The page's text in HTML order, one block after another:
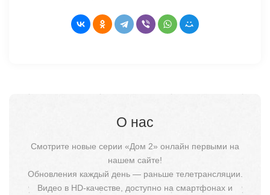
О нас
Смотрите новые серии «Дом 2» онлайн первыми на
нашем сайте!
Обновления каждый день — раньше телетрансляции.
Видео в HD-качестве, доступно на смартфонах и